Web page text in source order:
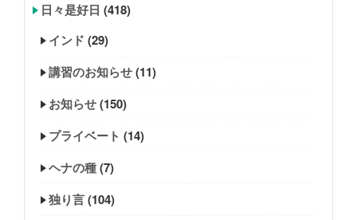
日々是好日 (418)
インド (29)
講習のお知らせ(11)
お知らせ(150)
プライベート (14)
ヘナの種(7)
独り言(104)